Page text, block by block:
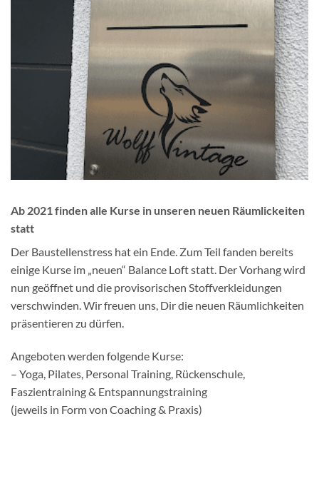
Ab 2021 finden alle Kurse in unseren neuen Räumlickeiten
statt
Der Baustellenstress hat ein Ende. Zum Teil fanden bereits
einige Kurse im „neuen“ Balance Loft statt. Der Vorhang wird
nun geöffnet und die provisorischen Stoffverkleidungen
verschwinden. Wir freuen uns, Dir die neuen Räumlichkeiten
präsentieren zu dürfen.
Angeboten werden folgende Kurse:
– Yoga, Pilates, Personal Training, Rückenschule,
Faszientraining & Entspannungstraining
(jeweils in Form von Coaching & Praxis)